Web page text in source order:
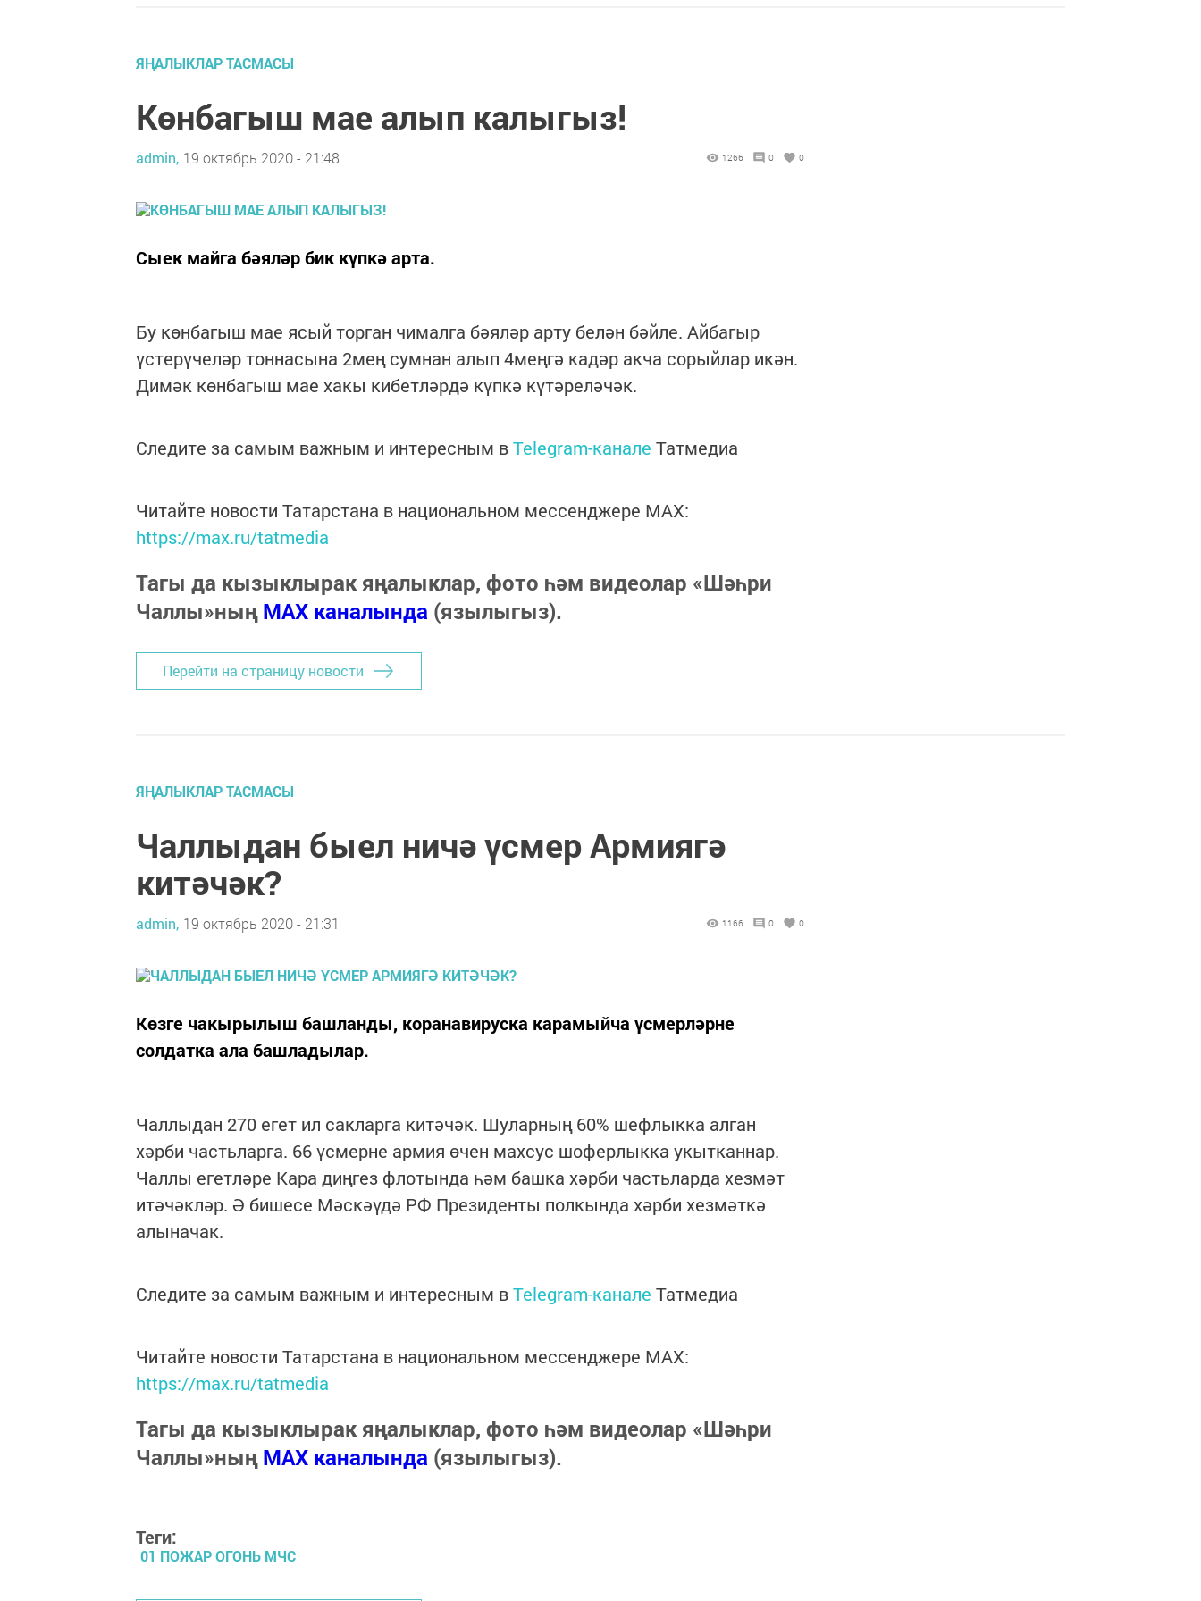
ЯҢАЛЫКЛАР ТАСМАСЫ
Көнбагыш мае алып калыгыз!
admin, 19 октябрь 2020 - 21:48 1266 0 0
Сыек майга бәяләр бик күпкә арта.
Бу көнбагыш мае ясый торган чималга бәяләр арту белән бәйле. Айбагыр
үстерүчеләр тоннасына 2мең сумнан алып 4меңгә кадәр акча сорыйлар икән.
Димәк көнбагыш мае хакы кибетләрдә күпкә күтәреләчәк.
Следите за самым важным и интересным вTelegram-канале Татмедиа
Читайте новости Татарстана в национальном мессенджере MАХ:
https://max.ru/tatmedia
Тагы да кызыклырак яңалыклар, фото һәм видеолар «Шәһри
Чаллы»ныңMAX каналында (язылыгыз).
Перейти на страницу новости
ЯҢАЛЫКЛАР ТАСМАСЫ
Чаллыдан быел ничә үсмер Армиягә
китәчәк?
admin, 19 октябрь 2020 - 21:31 1166 0 0
Көзге чакырылыш башланды, коранавируска карамыйча үсмерләрне
солдатка ала башладылар.
Чаллыдан 270 егет ил сакларга китәчәк. Шуларның 60% шефлыкка алган
хәрби частьларга. 66 үсмерне армия өчен махсус шоферлыкка укытканнар.
Чаллы егетләре Кара диңгез флотында һәм башка хәрби частьларда хезмәт
итәчәкләр. Ә бишесе Мәскәүдә РФ Президенты полкында хәрби хезмәткә
алыначак.
Следите за самым важным и интересным вTelegram-канале Татмедиа
Читайте новости Татарстана в национальном мессенджере MАХ:
https://max.ru/tatmedia
Тагы да кызыклырак яңалыклар, фото һәм видеолар «Шәһри
Чаллы»ныңMAX каналында (язылыгыз).
Теги:
01 ПОЖАР ОГОНЬ МЧС